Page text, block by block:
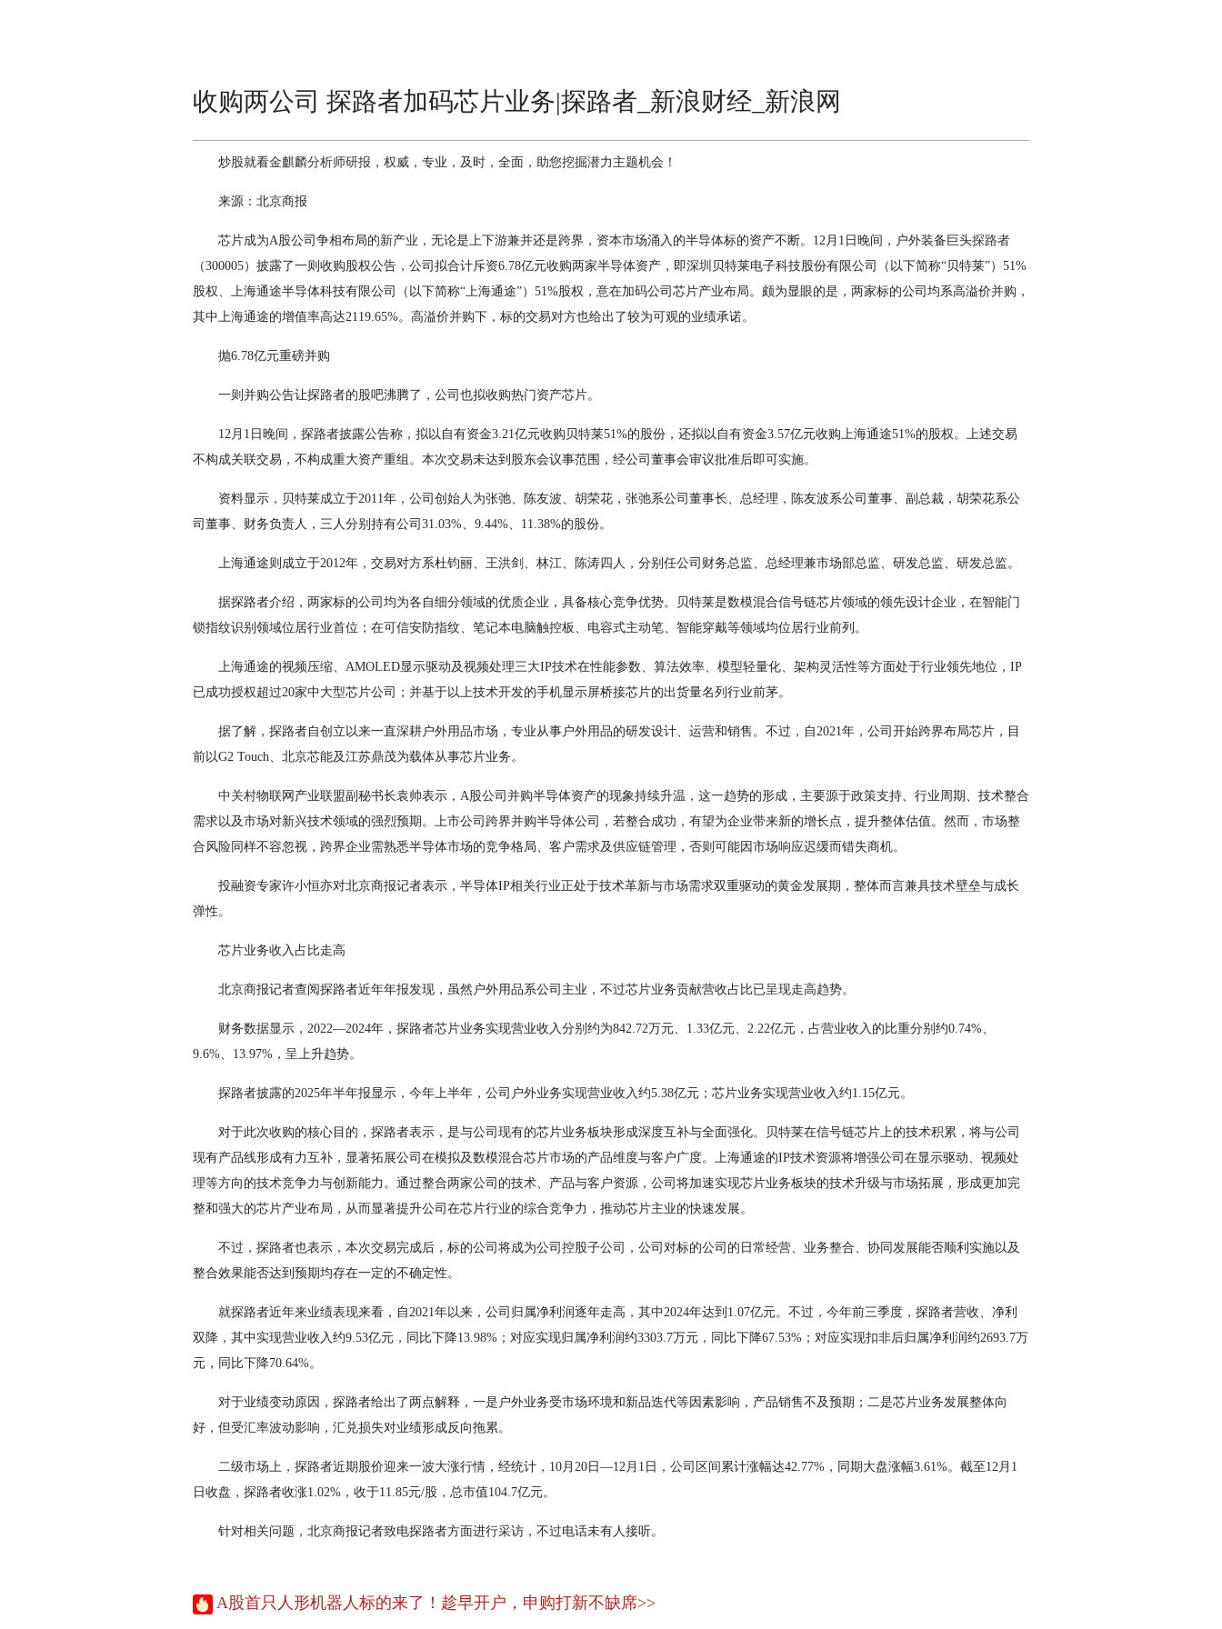
收购两公司 探路者加码芯片业务|探路者_新浪财经_新浪网
炒股就看金麒麟分析师研报 ，权威，专业，及时，全面，助您挖掘潜力主题机会！
来源：北京商报
芯片成为A股公司争相布局的新产业 ，无论是上下游兼并还是跨界，资本市场涌入的半导体标的资产不断。12月1日晚间，户外装备巨头探路者
（300005）披露了一则收购股权公告，公司拟合计斥资6.78亿元收购两家半导体资产，即深圳贝特莱电子科技股份有限公司（以下简称“贝特莱”）51%
股权、上海通途半导体科技有限公司（以下简称“上海通途”）51%股权，意在加码公司芯片产业布局。颇为显眼的是，两家标的公司均系高溢价并购，
其中上海通途的增值率高达2119.65%。高溢价并购下，标的交易对方也给出了较为可观的业绩承诺。
抛6.78亿元重磅并购
一则并购公告让探路者的股吧沸腾了，公司也拟收购热门资产芯片。
12月1日晚间，探路者披露公告称，拟以自有资金3.21亿元收购贝特莱51%的股份，还拟以自有资金3.57亿元收购上海通途51%的股权。上述交易
不构成关联交易，不构成重大资产重组。本次交易未达到股东会议事范围，经公司董事会审议批准后即可实施。
资料显示，贝特莱成立于2011年，公司创始人为张弛、陈友波、胡荣花，张弛系公司董事长、总经理，陈友波系公司董事、副总裁，胡荣花系公
司董事、财务负责人，三人分别持有公司31.03%、9.44%、11.38%的股份。
上海通途则成立于2012年，交易对方系杜钧丽、王洪剑、林江、陈涛四人，分别任公司财务总监、总经理兼市场部总监、研发总监、研发总监。
据探路者介绍，两家标的公司均为各自细分领域的优质企业，具备核心竞争优势。贝特莱是数模混合信号链芯片领域的领先设计企业，在智能门
锁指纹识别领域位居行业首位；在可信安防指纹、笔记本电脑触控板、电容式主动笔、智能穿戴等领域均位居行业前列。
上海通途的视频压缩、AMOLED显示驱动及视频处理三大IP技术在性能参数、算法效率、模型轻量化、架构灵活性等方面处于行业领先地位，IP
已成功授权超过20家中大型芯片公司；并基于以上技术开发的手机显示屏桥接芯片的出货量名列行业前茅。
据了解，探路者自创立以来一直深耕户外用品市场，专业从事户外用品的研发设计、运营和销售。不过，自2021年，公司开始跨界布局芯片，目
前以G2 Touch、北京芯能及江苏鼎茂为载体从事芯片业务。
中关村物联网产业联盟副秘书长袁帅表示，A股公司并购半导体资产的现象持续升温，这一趋势的形成，主要源于政策支持、行业周期、技术整合
需求以及市场对新兴技术领域的强烈预期。上市公司跨界并购半导体公司，若整合成功，有望为企业带来新的增长点，提升整体估值。然而，市场整
合风险同样不容忽视，跨界企业需熟悉半导体市场的竞争格局、客户需求及供应链管理，否则可能因市场响应迟缓而错失商机。
投融资专家许小恒亦对北京商报记者表示，半导体IP相关行业正处于技术革新与市场需求双重驱动的黄金发展期，整体而言兼具技术壁垒与成长
弹性。
芯片业务收入占比走高
北京商报记者查阅探路者近年年报发现，虽然户外用品系公司主业，不过芯片业务贡献营收占比已呈现走高趋势。
财务数据显示，2022—2024年，探路者芯片业务实现营业收入分别约为842.72万元、1.33亿元、2.22亿元，占营业收入的比重分别约0.74%、
9.6%、13.97%，呈上升趋势。
探路者披露的2025年半年报显示，今年上半年，公司户外业务实现营业收入约5.38亿元；芯片业务实现营业收入约1.15亿元。
对于此次收购的核心目的，探路者表示，是与公司现有的芯片业务板块形成深度互补与全面强化。贝特莱在信号链芯片上的技术积累，将与公司
现有产品线形成有力互补，显著拓展公司在模拟及数模混合芯片市场的产品维度与客户广度。上海通途的IP技术资源将增强公司在显示驱动、视频处
理等方向的技术竞争力与创新能力。通过整合两家公司的技术、产品与客户资源，公司将加速实现芯片业务板块的技术升级与市场拓展，形成更加完
整和强大的芯片产业布局，从而显著提升公司在芯片行业的综合竞争力，推动芯片主业的快速发展。
不过，探路者也表示，本次交易完成后，标的公司将成为公司控股子公司，公司对标的公司的日常经营、业务整合、协同发展能否顺利实施以及
整合效果能否达到预期均存在一定的不确定性。
就探路者近年来业绩表现来看，自2021年以来，公司归属净利润逐年走高，其中2024年达到1.07亿元。不过，今年前三季度，探路者营收、净利
双降，其中实现营业收入约9.53亿元，同比下降13.98%；对应实现归属净利润约3303.7万元，同比下降67.53%；对应实现扣非后归属净利润约2693.7万
元，同比下降70.64%。
对于业绩变动原因，探路者给出了两点解释，一是户外业务受市场环境和新品迭代等因素影响，产品销售不及预期；二是芯片业务发展整体向
好，但受汇率波动影响，汇兑损失对业绩形成反向拖累。
二级市场上，探路者近期股价迎来一波大涨行情，经统计，10月20日—12月1日，公司区间累计涨幅达42.77%，同期大盘涨幅3.61%。截至12月1
日收盘，探路者收涨1.02%，收于11.85元/股，总市值104.7亿元。
针对相关问题，北京商报记者致电探路者方面进行采访，不过电话未有人接听。
A股首只人形机器人标的来了！趁早开户，申购打新不缺席>>